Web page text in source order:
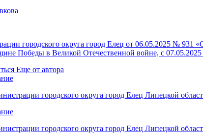
городского округа город Елец от 06.05.2025 № 931
Победы в Великой Отечественной войне, с 07.05.2025
Еще от автора
городского округа город Елец Липецкой
городского округа город Елец Липецкой